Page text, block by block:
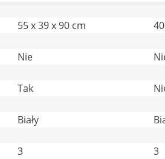
55 x 39 x 90 cm
Nie
Tak
Biały
3
3